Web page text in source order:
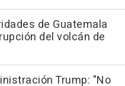
de Guatemala
del volcán de
Trump: "No